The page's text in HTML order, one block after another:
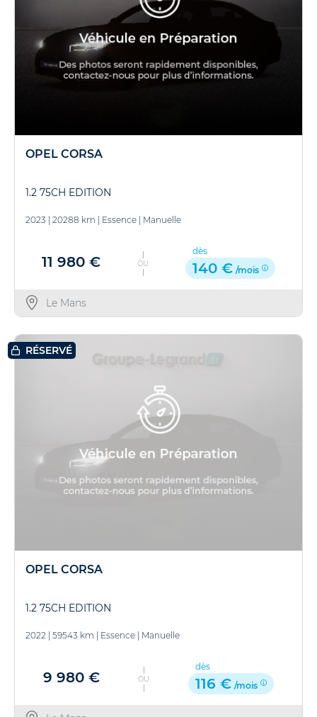
OPEL CORSA
1.2 75CH EDITION
2023 20288 km Essence Manuelle
11 980 € OU
dès
140 € /mois
Le Mans
RÉSERVÉ
OPEL CORSA
1.2 75CH EDITION
2022 | 59543 km | Essence | Manuelle
9 980 € OU
dès
116 € /mois